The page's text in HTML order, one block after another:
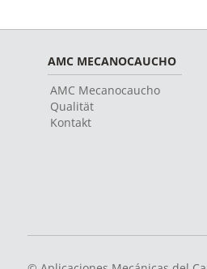
AMC MECANOCAUCHO
AMC Mecanocaucho
Qualität
Kontakt